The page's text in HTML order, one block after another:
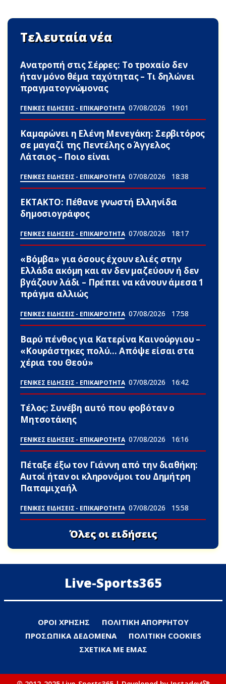
Τελευταία νέα
Ανατροπή στις Σέρρες: Το τpoxαίο δεν
ήταν μόνο θέμα ταχύτητας – Τι δηλώνει
πραγματογνώμονας
ΓΕΝΙΚΕΣ ΕΙΔΗΣΕΙΣ - ΕΠΙΚΑΙΡΟΤΗΤΑ 07/08/2026 19:01
Καμαρώνει η Ελένη Μενεγάκη: Σερβιτόρος
σε μαγαζί της Πεντέλης ο Άγγελος
Λάτσιος – Ποιο είναι
ΓΕΝΙΚΕΣ ΕΙΔΗΣΕΙΣ - ΕΠΙΚΑΙΡΟΤΗΤΑ 07/08/2026 18:38
ΕΚΤΑΚΤΟ: Πέθανε γνωστή Ελληνίδα
δημοσιογράφος
ΓΕΝΙΚΕΣ ΕΙΔΗΣΕΙΣ - ΕΠΙΚΑΙΡΟΤΗΤΑ 07/08/2026 18:17
«Βόμβα» για όσους έχουν ελιές στην
Ελλάδα ακόμη και αν δεν μαζεύουν ή δεν
βγάζουν λάδι – Πρέπει να κάνουν άμεσα 1
πράγμα αλλιώς
ΓΕΝΙΚΕΣ ΕΙΔΗΣΕΙΣ - ΕΠΙΚΑΙΡΟΤΗΤΑ 07/08/2026 17:58
Βαρύ πένθος για Κατερίνα Καινούργιου –
«Κουράστηκες πολύ… Απόψε είσαι στα
χέρια του Θεού»
ΓΕΝΙΚΕΣ ΕΙΔΗΣΕΙΣ - ΕΠΙΚΑΙΡΟΤΗΤΑ 07/08/2026 16:42
Τέλος: Συνέβη αuτό που φοβόταν ο
Μητσοτάκης
ΓΕΝΙΚΕΣ ΕΙΔΗΣΕΙΣ - ΕΠΙΚΑΙΡΟΤΗΤΑ 07/08/2026 16:16
Πέταξε έξω τον Γιάννη από την διαθήκη:
Αuτοί ήταν οι κληρονόμοι του Δημήτρη
Παπαμιχαήλ
ΓΕΝΙΚΕΣ ΕΙΔΗΣΕΙΣ - ΕΠΙΚΑΙΡΟΤΗΤΑ 07/08/2026 15:58
Όλες οι ειδήσεις
Live-Sports365
ΟΡΟΙ ΧΡΗΣΗΣ
ΠΟΛΙΤΙΚΗ ΑΠΟΡΡΗΤΟΥ
ΠΡΟΣΩΠΙΚΑ ΔΕΔΟΜΕΝΑ
ΠΟΛΙΤΙΚΗ COOKIES
ΣΧΕΤΙΚΑ ΜΕ ΕΜΑΣ